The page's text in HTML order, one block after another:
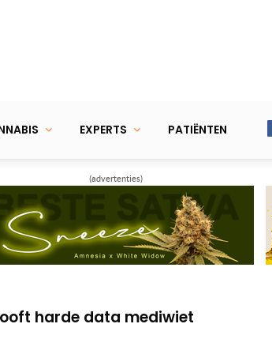
EXPERTS PATIËNTEN
(advertenties)
‘boomers’
harde data mediwiet